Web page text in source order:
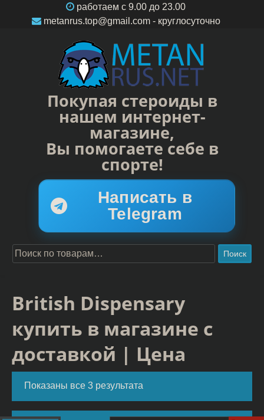
работаем c 9.00 до 23.00
metanrus.top@gmail.com- круглосуточно
Покупая стероиды в
нашем интернет-
магазине,
Вы помогаете себе в
спорте!
Написать в
Telegram
Поиск
British Dispensary
купить в магазине с
доставкой | Цена
Показаны все 3 результата